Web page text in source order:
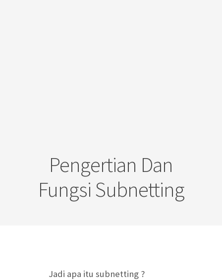
Pengertian Dan
Fungsi Subnetting
Jadi apa itu subnetting ?